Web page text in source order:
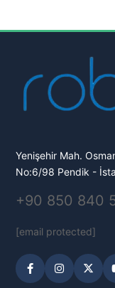
Yenişehir Mah.
No:6/98 Pendik -
+90 850 840
[email protected]